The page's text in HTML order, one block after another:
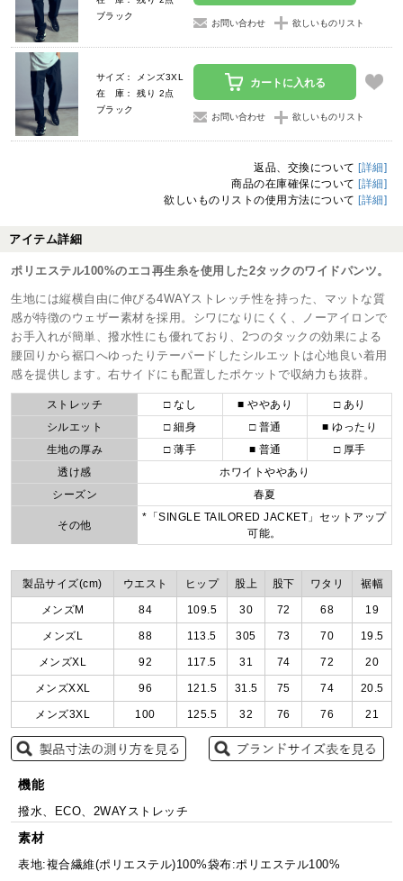
ブラック
お問い合わせ 欲しいものリスト
サイズ： メンズ3XL
在 庫： 残り 2点
ブラック
カートに入れる
お問い合わせ 欲しいものリスト
返品、交換について [詳細]
商品の在庫確保について [詳細]
欲しいものリストの使用方法について [詳細]
アイテム詳細
ポリエステル100%のエコ再生糸を使用した2タックのワイドパンツ。
生地には縦横自由に伸びる4WAYストレッチ性を持った、マットな質
感が特徴のウェザー素材を採用。シワになりにくく、ノーアイロンで
お手入れが簡単、撥水性にも優れており、2つのタックの効果による
腰回りから裾口へゆったりテーパードしたシルエットは心地良い着用
感を提供します。右サイドにも配置したポケットで収納力も抜群。
ストレッチ □ なし ■ ややあり
□ あり
シルエット
□ 細身 □ 普通
■ ゆったり
生地の厚み
□ 薄手 ■ 普通
□ 厚手
透け感
ホワイトややあり
シーズン
春夏
その他
*「SINGLE TAILORED JACKET」セットアップ
可能。
製品サイズ(cm) ウエスト ヒップ 股上 股下 ワタリ 裾幅
メンズM 84 109.5 30 72 68 19
メンズL 88 113.5 305 73 70 19.5
メンズXL 92 117.5 31 74 72 20
メンズXXL 96 121.5 31.5 75 74 20.5
メンズ3XL 100 125.5 32 76 76 21
機能
撥水、ECO、2WAYストレッチ
素材
表地:複合繊維(ポリエステル)100%袋布:ポリエステル100%